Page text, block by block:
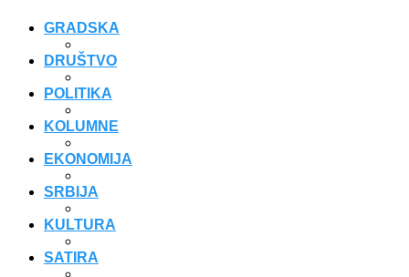
GRADSKA
DRUŠTVO
POLITIKA
KOLUMNE
EKONOMIJA
SRBIJA
KULTURA
SATIRA